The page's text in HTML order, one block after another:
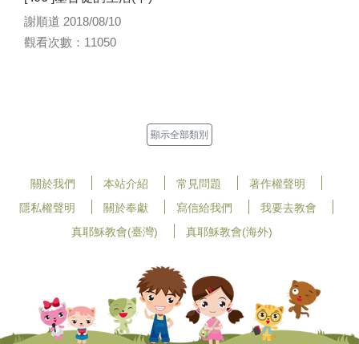
謝順道 2018/08/10
觀看次數：11050
顯示全部類別
關於我們 本站介紹 常見問題
著作權聲明
隱私權聲明
關於奉獻 寫信給我們
我要去教會
真耶穌教會(臺灣)
真耶穌教會(海外)